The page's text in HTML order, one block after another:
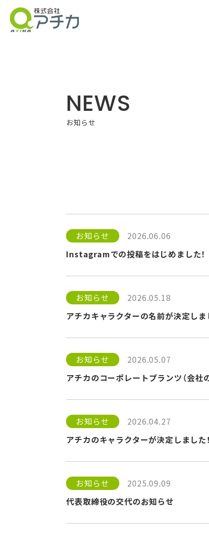
NEWS
お知らせ
お知らせ
2026.06.06
Instagramでの投稿をはじめました！
お知らせ
2026.05.18
アチカキャラクターの名前が決定しま
お知らせ
2026.05.07
アチカのコーポレートプランツ（会社
お知らせ
2026.04.27
アチカのキャラクターが決定しました！
お知らせ
2025.09.09
代表取締役の交代のお知らせ